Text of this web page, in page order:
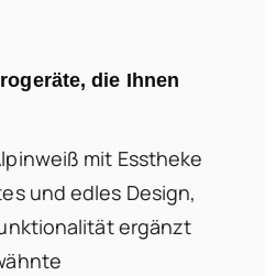
die Ihnen
mit Esstheke
und edles Design,
ergänzt